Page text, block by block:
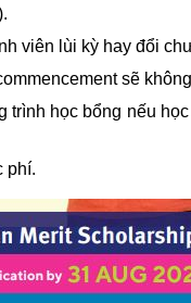
viên lùi kỳ hay đổi
sẽ
học bổng nếu
phí.